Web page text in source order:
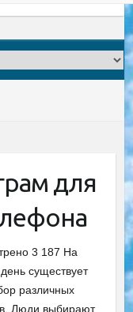
для
3 187 На
существует
различных
Люди выбирают